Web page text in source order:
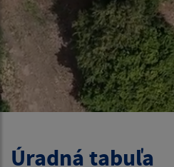
Úradná tabuľa